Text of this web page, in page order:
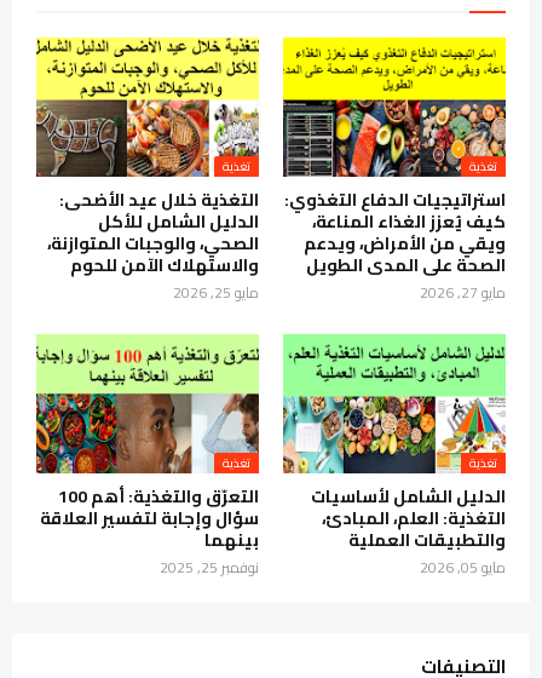
تغذية
استراتيجيات الدفاع التغذوي:
كيف يُعزز الغذاء المناعة،
ويقي من الأمراض، ويدعم
الصحة على المدى الطويل
مايو 27, 2026
تغذية
التغذية خلال عيد الأضحى:
الدليل الشامل للأكل
الصحي، والوجبات المتوازنة،
والاستهلاك الآمن للحوم
مايو 25, 2026
تغذية
الدليل الشامل لأساسيات
التغذية: العلم، المبادئ،
والتطبيقات العملية
مايو 05, 2026
تغذية
التعرّق والتغذية: أهم 100
سؤال وإجابة لتفسير العلاقة
بينهما
نوفمبر 25, 2025
التصنيفات